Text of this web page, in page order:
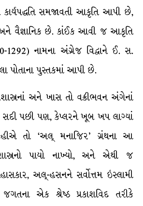
સમજાવતી આકૃતિ આપી છે,
વૈજ્ઞાનિક છે. કાંઈક આવી જ આકૃતિ
1292) નામના અંગ્રેજ વિદ્વાને ઈ. સ.
પોતાના પુસ્તકમાં આપી છે.
અને ખાસ તો વક્રીભવન અંગેનાં
પછી પણ, કેપ્લરને ખૂબ ખપ લાગ્યાં
તો ‘અલ્ મનાજિર’ ગ્રંથના આ
પાયો નાખ્યો, અને એથી જ
અલ્-હસનને સર્વોત્તમ ઇસ્લામી
જગતના એક શ્રેષ્ઠ પ્રકાશવિદ તરીકે